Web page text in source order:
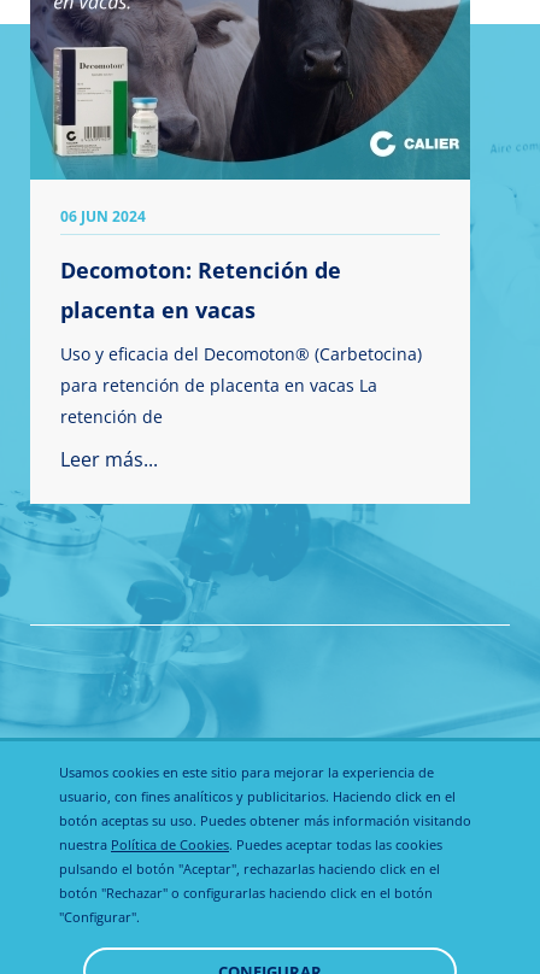
06 JUN 2024
Decomoton: Retención de
placenta en vacas
Uso y eficacia del Decomoton® (Carbetocina)
para retención de placenta en vacas La
retención de
Leer más...
Calier Global Aviso legal
Política de
privacidad
Política de
Usamos cookies en este sitio para mejorar la experiencia de
usuario, con fines analíticos y publicitarios. Haciendo click en el
botón aceptas su uso. Puedes obtener más información visitando
nuestra Política de Cookies. Puedes aceptar todas las cookies
pulsando el botón "Aceptar", rechazarlas haciendo click en el
botón "Rechazar" o configurarlas haciendo click en el botón
"Configurar".